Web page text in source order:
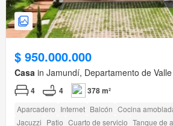
$ 950.000.000
Casa in Jamundí, Departamento de
4 4 378 m²
Aparcadero Internet Balcón Cocina
Jacuzzi Patio Cuarto de servicio Tanque de